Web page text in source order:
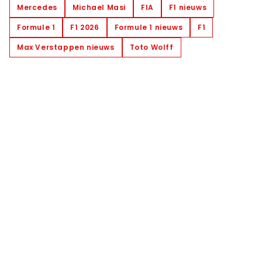
Mercedes
Michael Masi FIA
F1 nieuws
Formule 1
F1 2026 Formule 1 nieuws
F1
Max Verstappen nieuws
Toto Wolff